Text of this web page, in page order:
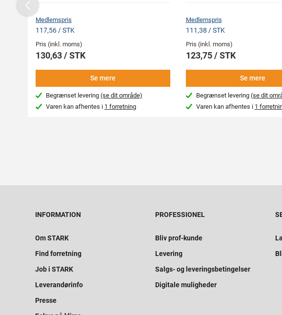
Medlemspris
117,56 / STK
Pris (inkl. moms)
130,63 / STK
Se mere
Begrænset levering(se dit område)
Varen kan afhentes i 1 forretning
Medlemspris
111,38 / STK
Pris (inkl. moms)
123,75 / STK
Se mere
Begrænset levering (se dit
Varen kan afhentes i 1
Previous
INFORMATION
Om STARK
Find forretning
Job i STARK
Leverandørinfo
Presse
PROFESSIONEL
Bliv prof-kunde
Levering
Salgs- og leveringsbetingelser
Digitale muligheder